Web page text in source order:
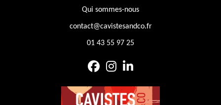
Qui sommes-nous
contact@cavistesandco.fr
01 43 55 97 25